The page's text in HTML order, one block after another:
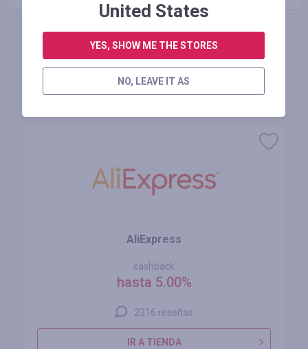
INICIE SESIÓN PARA DEJAR UNA RESEÑA
AliExpress
cashback
hasta 5.00%
2316 reseñas
IR A TIENDA
United States
YES, SHOW ME THE STORES
NO, LEAVE IT AS